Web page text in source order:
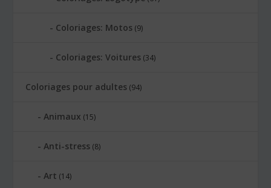
Coloriages: Motos (9)
Coloriages: Voitures (34)
Coloriages pour adultes (94)
Animaux (15)
Anti-stress (8)
Art (14)